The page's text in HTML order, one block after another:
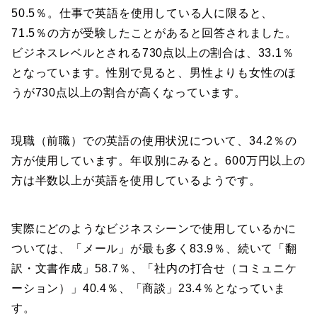
50.5％。仕事で英語を使用している人に限ると、
71.5％の方が受験したことがあると回答されました。
ビジネスレベルとされる730点以上の割合は、33.1％
となっています。性別で見ると、男性よりも女性のほ
うが730点以上の割合が高くなっています。
現職（前職）での英語の使用状況について、34.2％の
方が使用しています。年収別にみると。600万円以上の
方は半数以上が英語を使用しているようです。
実際にどのようなビジネスシーンで使用しているかに
ついては、「メール」が最も多く83.9％、続いて「翻
訳・文書作成」58.7％、「社内の打合せ（コミュニケ
ーション）」40.4％、「商談」23.4％となっていま
す。